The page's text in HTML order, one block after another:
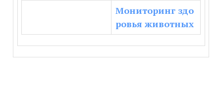
Мониторинг здо
ровья животных